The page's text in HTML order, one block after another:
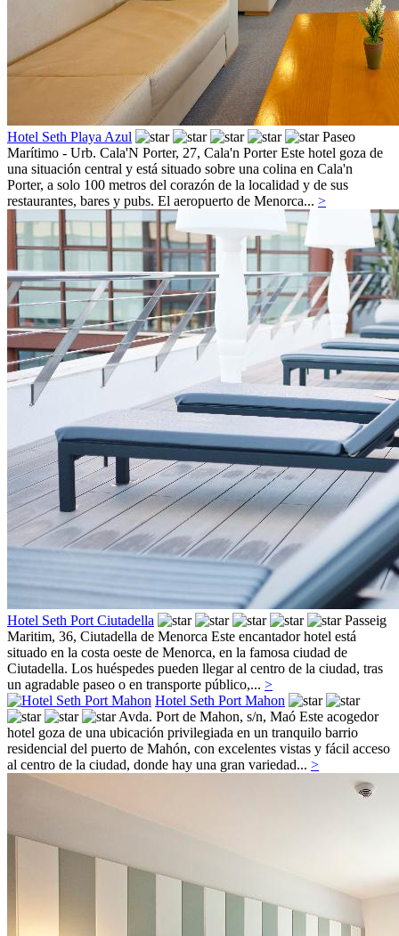
Hotel Seth Playa Azul
Paseo
Marítimo - Urb. Cala'N Porter, 27, Cala'n Porter Este hotel goza de
una situación central y está situado sobre una colina en Cala'n
Porter, a solo 100 metros del corazón de la localidad y de sus
restaurantes, bares y pubs. El aeropuerto de Menorca... >
Hotel Seth Port Ciutadella
Passeig
Maritim, 36, Ciutadella de Menorca Este encantador hotel está
situado en la costa oeste de Menorca, en la famosa ciudad de
Ciutadella. Los huéspedes pueden llegar al centro de la ciudad, tras
un agradable paseo o en transporte público,... >
Hotel Seth Port Mahon
Avda. Port de Mahon, s/n, Maó Este acogedor
hotel goza de una ubicación privilegiada en un tranquilo barrio
residencial del puerto de Mahón, con excelentes vistas y fácil acceso
al centro de la ciudad, donde hay una gran variedad... >